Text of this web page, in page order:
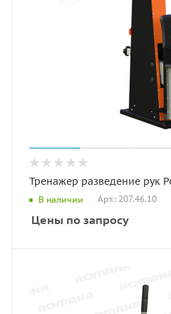
Тренажер разведение рук
В наличии Арт.: 207.46.10
Цены по запросу